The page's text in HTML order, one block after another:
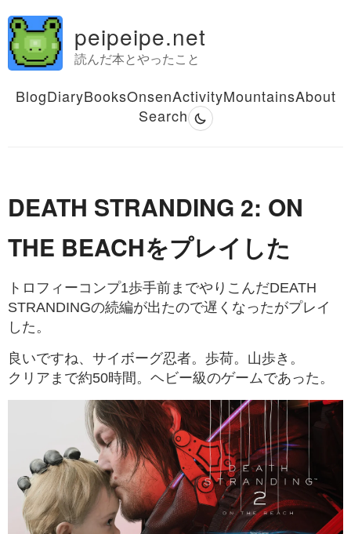
peipeipe.net
読んだ本とやったこと
BlogDiaryBooksOnsenActivityMountainsAbout
Search
DEATH STRANDING 2: ON
THE BEACHをプレイした
トロフィーコンプ1歩手前までやりこんだDEATH
STRANDINGの続編が出たので遅くなったがプレイ
した。
良いですね、サイボーグ忍者。歩荷。山歩き。
クリアまで約50時間。ヘビー級のゲームであった。